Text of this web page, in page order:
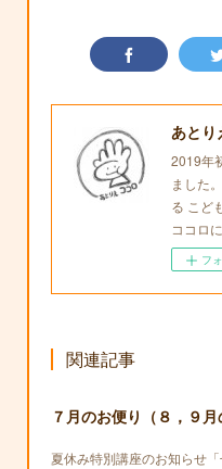
あとり
2019年
ました
る こど
ココロ
フ
関連記事
７月のお便り（８，９月
夏休み特別講座のお知らせ